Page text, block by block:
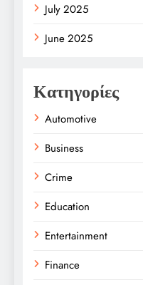
July 2025
June 2025
Κατηγορίες
Automotive
Business
Crime
Education
Entertainment
Finance